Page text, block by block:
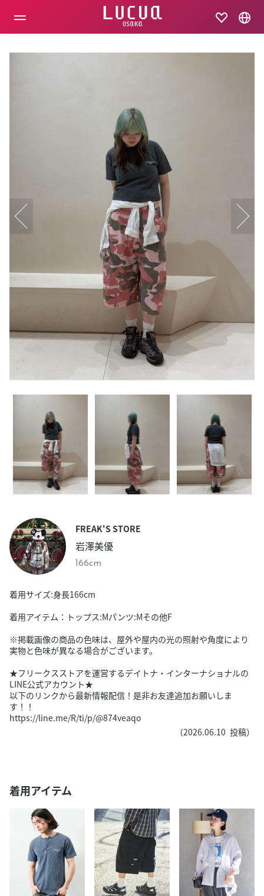
FREAK'S STORE
岩澤美優
166cm
着用サイズ:身長166cm
着用アイテム：トップス:Mパンツ:Mその他F
※掲載画像の商品の色味は、屋外や屋内の光の照射や角度により
実物と色味が異なる場合がございます。
★フリークスストアを運営するデイトナ・インターナショナルの
LINE公式アカウント★
以下のリンクから最新情報配信！是非お友達追加お願いしま
す！！
https://line.me/R/ti/p/@874veaqo
（2026.06.10 投稿）
着用アイテム